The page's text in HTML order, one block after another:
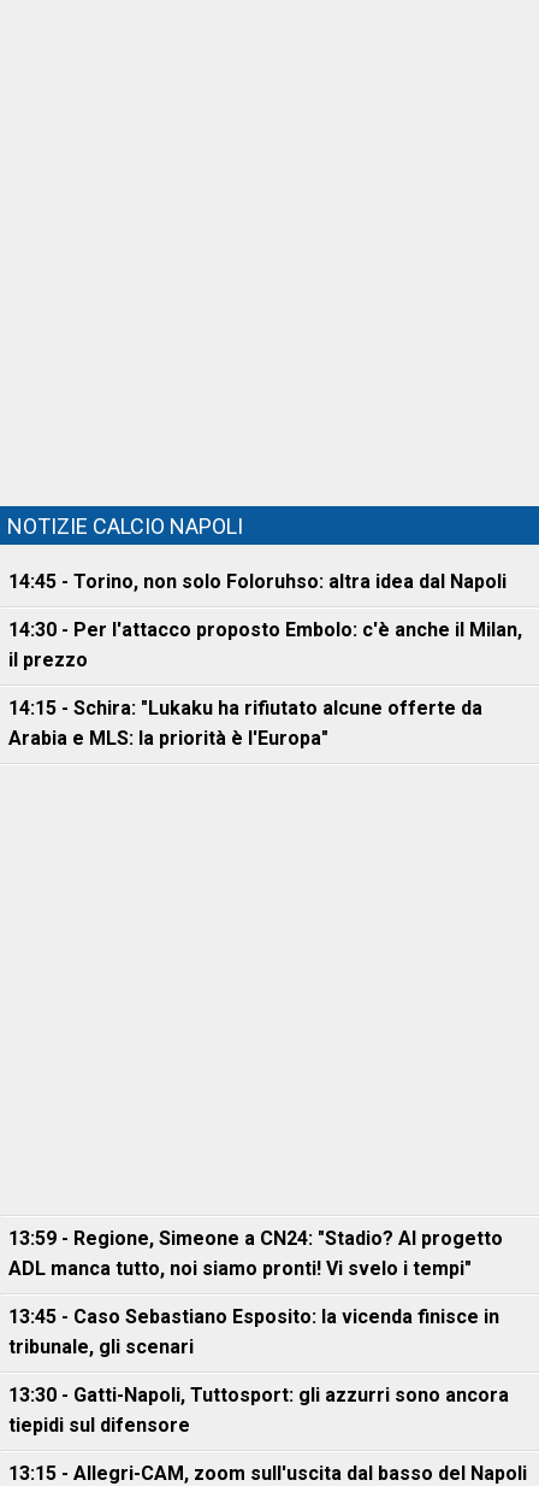
NOTIZIE CALCIO NAPOLI
14:45 - Torino, non solo Foloruhso: altra idea dal Napoli
14:30 - Per l'attacco proposto Embolo: c'è anche il Milan,
il prezzo
14:15 - Schira: "Lukaku ha rifiutato alcune offerte da
Arabia e MLS: la priorità è l'Europa"
13:59 - Regione, Simeone a CN24: "Stadio? Al progetto
ADL manca tutto, noi siamo pronti! Vi svelo i tempi"
13:45 - Caso Sebastiano Esposito: la vicenda finisce in
tribunale, gli scenari
13:30 - Gatti-Napoli, Tuttosport: gli azzurri sono ancora
tiepidi sul difensore
13:15 - Allegri-CAM, zoom sull'uscita dal basso del Napoli